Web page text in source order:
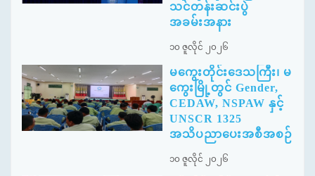
သင်တန်းဆင်းပွဲ
အခမ်းအနား
၁၀ ဇူလိုင် ၂၀၂၆
မကွေးတိုင်းဒေသကြီး၊ မ
ကွေးမြို့တွင် Gender,
CEDAW, NSPAW နှင့်
UNSCR 1325
အသိပညာပေးအစီအစဉ်
၁၀ ဇူလိုင် ၂၀၂၆